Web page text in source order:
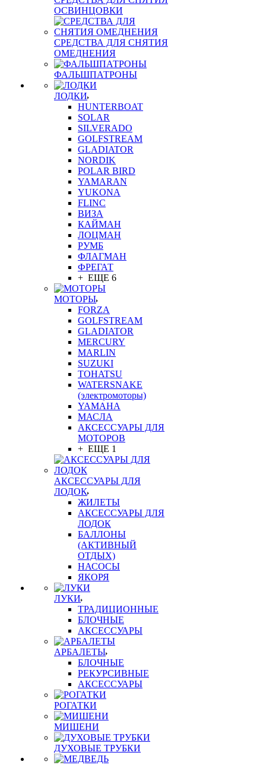
ОСВИНЦОВКИ
СРЕДСТВА ДЛЯ СНЯТИЯ
ОМЕДНЕНИЯ
ФАЛЬШПАТРОНЫ
ЛОДКИ
HUNTERBOAT
SOLAR
SILVERADO
GOLFSTREAM
GLADIATOR
NORDIK
POLAR BIRD
YAMARAN
YUKONA
FLINC
ВИЗА
КАЙМАН
ЛОЦМАН
РУМБ
ФЛАГМАН
ФРЕГАТ
+ ЕЩЕ 6
МОТОРЫ
FORZA
GOLFSTREAM
GLADIATOR
MERCURY
MARLIN
SUZUKI
TOHATSU
WATERSNAKE
(электромоторы)
YAMAHA
МАСЛА
АКСЕССУАРЫ ДЛЯ
МОТОРОВ
+ ЕЩЕ 1
АКСЕССУАРЫ ДЛЯ
ЛОДОК
ЖИЛЕТЫ
АКСЕССУАРЫ ДЛЯ
ЛОДОК
БАЛЛОНЫ
(АКТИВНЫЙ
ОТДЫХ)
НАСОСЫ
ЯКОРЯ
ЛУКИ
ТРАДИЦИОННЫЕ
БЛОЧНЫЕ
АКСЕССУАРЫ
АРБАЛЕТЫ
БЛОЧНЫЕ
РЕКУРСИВНЫЕ
АКСЕССУАРЫ
РОГАТКИ
МИШЕНИ
ДУХОВЫЕ ТРУБКИ